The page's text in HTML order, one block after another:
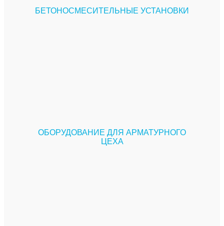
БЕТОНОСМЕСИТЕЛЬНЫЕ УСТАНОВКИ
ОБОРУДОВАНИЕ ДЛЯ АРМАТУРНОГО
ЦЕХА